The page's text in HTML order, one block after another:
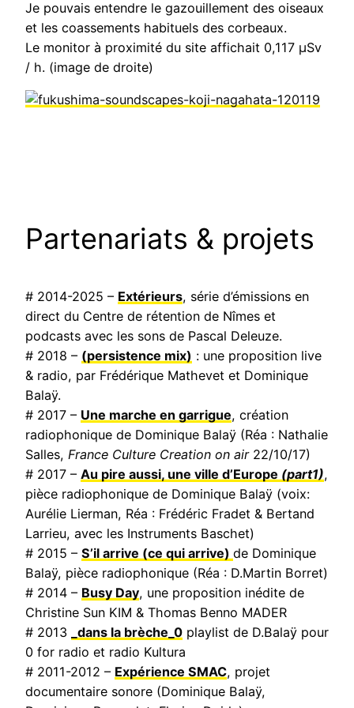
Je pouvais entendre le gazouillement des oiseaux
et les coassements habituels des corbeaux.
Le monitor à proximité du site affichait 0,117 μSv
/ h. (image de droite)
Partenariats & projets
# 2014-2025 – Extérieurs, série d’émissions en
direct du Centre de rétention de Nîmes et
podcasts avec les sons de Pascal Deleuze.
# 2018 – (persistence mix) : une proposition live
& radio, par Frédérique Mathevet et Dominique
Balaÿ.
# 2017 – Une marche en garrigue, création
radiophonique de Dominique Balaÿ (Réa : Nathalie
Salles, France Culture Creation on air22/10/17)
# 2017 – Au pire aussi, une ville d’Europe (part1),
pièce radiophonique de Dominique Balaÿ (voix:
Aurélie Lierman, Réa : Frédéric Fradet & Bertand
Larrieu, avec les Instruments Baschet)
# 2015 – S’il arrive (ce qui arrive) de Dominique
Balaÿ, pièce radiophonique (Réa : D.Martin Borret)
# 2014 – Busy Day, une proposition inédite de
Christine Sun KIM & Thomas Benno MADER
# 2013
_dans la brèche_0 playlist de D.Balaÿ pour
0 for radio et radio Kultura
# 2011-2012 – Expérience SMAC, projet
documentaire sonore (Dominique Balaÿ,